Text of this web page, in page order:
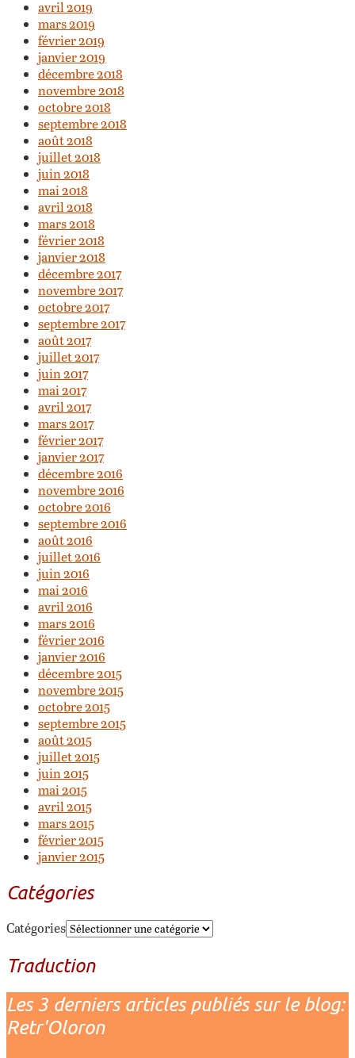
avril 2019
mars 2019
février 2019
janvier 2019
décembre 2018
novembre 2018
octobre 2018
septembre 2018
août 2018
juillet 2018
juin 2018
mai 2018
avril 2018
mars 2018
février 2018
janvier 2018
décembre 2017
novembre 2017
octobre 2017
septembre 2017
août 2017
juillet 2017
juin 2017
mai 2017
avril 2017
mars 2017
février 2017
janvier 2017
décembre 2016
novembre 2016
octobre 2016
septembre 2016
août 2016
juillet 2016
juin 2016
mai 2016
avril 2016
mars 2016
février 2016
janvier 2016
décembre 2015
novembre 2015
octobre 2015
septembre 2015
août 2015
juillet 2015
juin 2015
mai 2015
avril 2015
mars 2015
février 2015
janvier 2015
Catégories
Catégories
Traduction
Les 3 derniers articles publiés sur le blog:
Retr'Oloron